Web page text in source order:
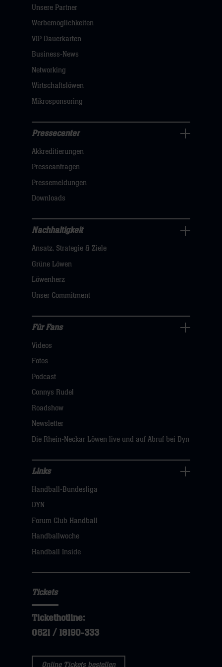
Navigation
öffnen,
dann
klicken
Unsere Partner
Werbemöglichkeiten
VIP Dauerkarten
Business-News
Networking
Wirtschaftslöwen
Mikrosponsoring
Navigation
öffnen,
dann
klicken
hier
Pressecenter
Akkreditierungen
Presseanfragen
Pressemeldungen
Downloads
Nachhaltigkeit
Navigation
öffnen,
dann
hier
Nachhaltigkeit
Ansatz, Strategie & Ziele
Grüne Löwen
Löwenherz
Unser Commitment
Fans
Navigation
öffnen,
dann
hier
Für Fans
Videos
Fotos
Podcast
Connys Rudel
Roadshow
Newsletter
Die Rhein-Neckar Löwen live und auf Abruf bei Dyn
Navigation
öffnen,
dann
klicken
Links
Handball-Bundesliga
DYN
Forum Club Handball
Handballwoche
Handball Inside
Tickets
Tickethotline:
0621 / 18190-333
Online Tickets bestellen